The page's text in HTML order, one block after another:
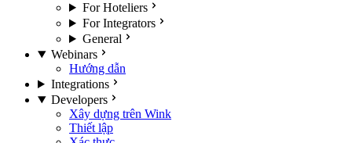
For Hoteliers
For Integrators
General
Webinars
Hướng dẫn
Integrations
Developers
Xây dựng trên Wink
Thiết lập